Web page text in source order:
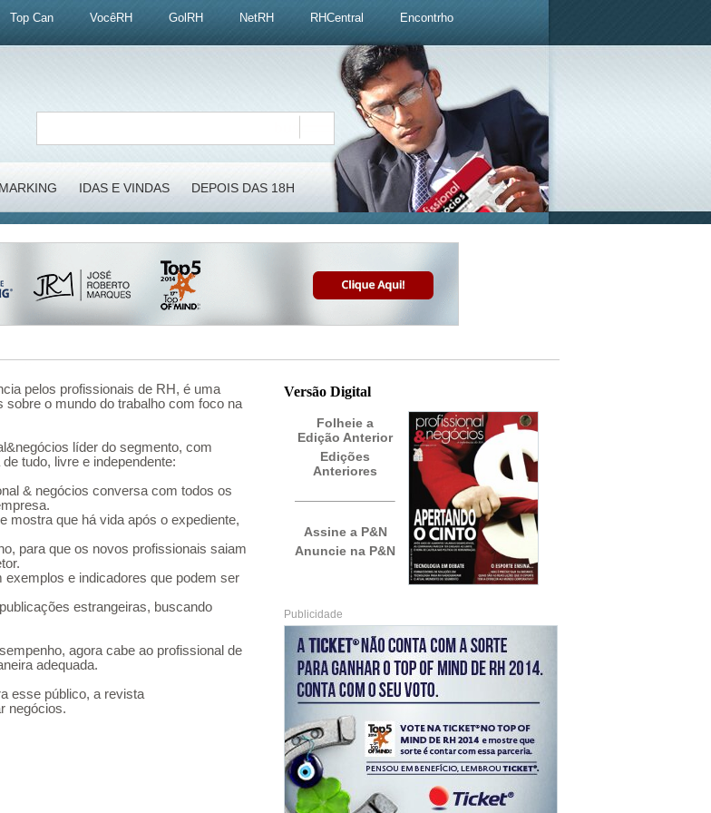
Top Can VocêRH GolRH NetRH RHCentral Encontrho
IDAS E VINDAS DEPOIS DAS 18H
pelos profissionais de RH, é uma
o mundo do trabalho com foco na
líder do segmento, com
tudo, livre e independente:
& negócios conversa com todos os
mostra que há vida após o expediente,
para que os novos profissionais saiam
e indicadores que podem ser
estrangeiras, buscando
agora cabe ao profissional de
adequada.
esse público, a revista
negócios.
Versão Digital
Folheie a
Edição Anterior
Edições
Anteriores
Assine a P&N
Anuncie na P&N
Publicidade